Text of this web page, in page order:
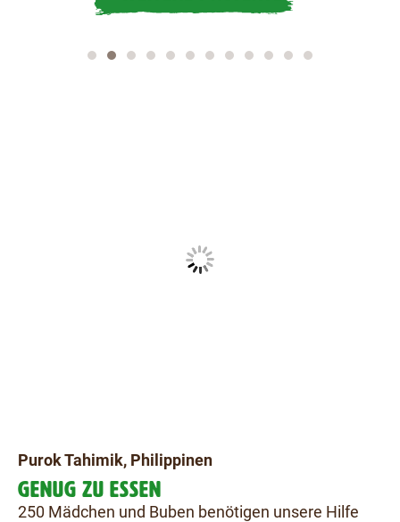
Purok Tahimik, Philippinen
GENUG ZU ESSEN
250 Mädchen und Buben benötigen unsere Hilfe